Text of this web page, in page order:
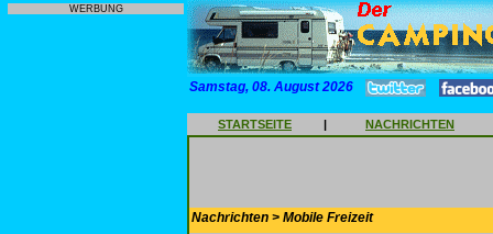
WERBUNG
Samstag, 08. August 2026
STARTSEITE | NACHRICHTEN
Nachrichten > Mobile Freizeit